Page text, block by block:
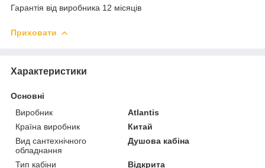
Гарантія від виробника 12 місяців
Приховати
Характеристики
Основні
Виробник
Atlantis
Країна виробник
Китай
Вид сантехнічного
обладнання
Душова кабіна
Тип кабіни
Відкрита